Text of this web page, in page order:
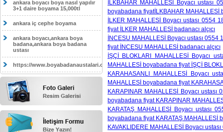
ankara boyacı boya nasıl yapılır
3+1 daire boyama 15,000tl
ankara iç cephe boyama
ankara boyacı,ankara boya
badana,ankara boya badana
ustası
https://www.boyabadanaustalari.com/
İLKBAHAR MAHALLESİ Boyacı
boyabadana fiyatİLKBAHAR MAHALLESİ
İLKER MAHALLESİ Boyacı ustası
fiyat İLKER MAHALLESİ badanacı alçıcı
İNCESU MAHALLESİ Boyacı ustası
fiyat İNCESU MAHALLESİ badanacı alçıcı
İŞÇİ BLOKLARI MAHALLESİ Boyacı
MAHALLESİ boyabadana fiyat İŞÇİ
KARAHASANLI MAHALLESİ Boyacı
MAHALLESİ boyabadana fiyat
KARAPINAR MAHALLESİ Boyacı
boyabadana fiyat KARAPINAR
KARATAŞ MAHALLESİ Boyacı ustası
boyabadana fiyat KARATAŞ MAHALLESİ
KAVAKLIDERE MAHALLESİ Boyacı